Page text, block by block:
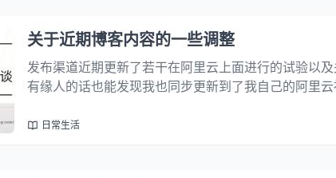
关于近期博客内容的一些调整
发布渠道近期更新了若干在阿里云上面进行的试验以
有缘人的话也能发现我也同步更新到了我自己的阿里
是我的阿里云社区以及 CSDN 博客主页链...
日常生活